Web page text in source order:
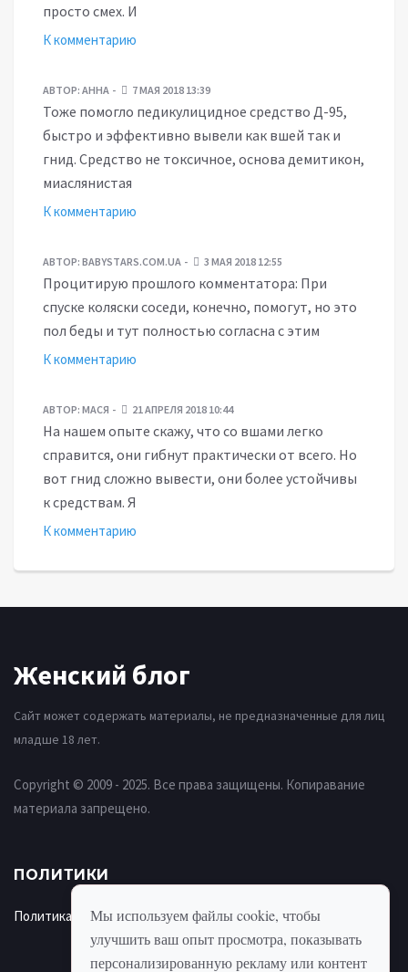
просто смех. И
К комментарию
АВТОР: АННА 7 МАЯ 2018 13:39
Тоже помогло педикулицидное средство Д-95,
быстро и эффективно вывели как вшей так и
гнид. Средство не токсичное, основа демитикон,
миаслянистая
К комментарию
АВТОР: BABYSTARS.COM.UA 3 МАЯ 2018 12:55
Процитирую прошлого комментатора: При
спуске коляски соседи, конечно, помогут, но это
пол беды и тут полностью согласна с этим
К комментарию
АВТОР: МАСЯ 21 АПРЕЛЯ 2018 10:44
На нашем опыте скажу, что со вшами легко
справится, они гибнут практически от всего. Но
вот гнид сложно вывести, они более устойчивы
к средствам. Я
К комментарию
Женский блог
Сайт может содержать материалы, не предназначенные для лиц
младше 18 лет.
Copyright © 2009 - 2025. Все права защищены. Копиравание
материала запрещено.
ПОЛИТИКИ
Политика использования cookie
Мы используем файлы cookie, чтобы
улучшить ваш опыт просмотра, показывать
персонализированную рекламу или контент